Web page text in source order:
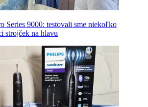
Series 9000: testovali sme niekoľko
strojček na hlavu